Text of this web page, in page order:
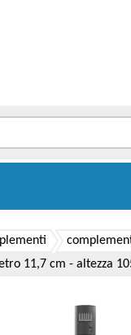
11,7 cm - altezza